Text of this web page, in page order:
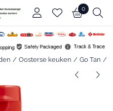
Kies instellingen of sta alle
0
/ Oosterse keuken / Go Tan /